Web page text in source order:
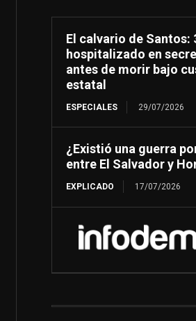
El calvario de Santos:
hospitalizado en
antes de morir bajo
estatal
ESPECIALES 29/07/2026
¿Existió una guerra
entre El Salvador y
EXPLICADO 17/07/2026